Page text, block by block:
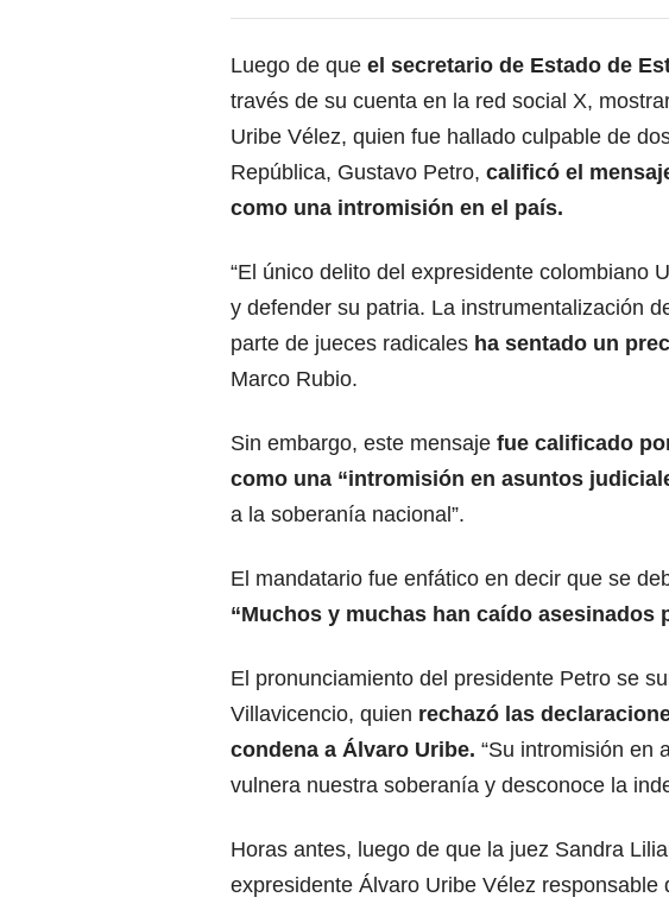
Luego de que el secretario de Estado de
través de su cuenta en la red social X,
Uribe Vélez, quien fue hallado culpable de
República, Gustavo Petro, calificó el
como una intromisión en el país.
“El único delito del expresidente colombiano
y defender su patria. La instrumentalización
parte de jueces radicales ha sentado un
Marco Rubio.
Sin embargo, este mensaje fue calificado
como una “intromisión en asuntos
a la soberanía nacional”.
El mandatario fue enfático en decir que se
“Muchos y muchas han caído asesinados
El pronunciamiento del presidente Petro se
Villavicencio, quien rechazó las
condena a Álvaro Uribe. “Su intromisión en
vulnera nuestra soberanía y desconoce la
Horas antes, luego de que la juez Sandra
expresidente Álvaro Uribe Vélez